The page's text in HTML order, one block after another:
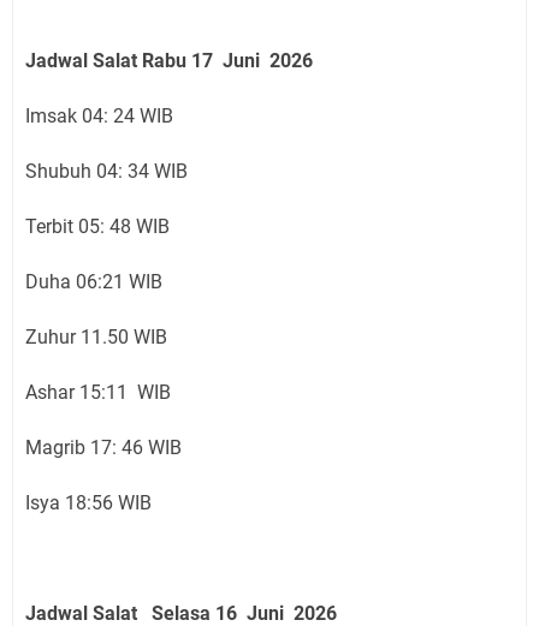
Jadwal Salat Rabu 17 Juni 2026
Imsak 04: 24 WIB
Shubuh 04: 34 WIB
Terbit 05: 48 WIB
Duha 06:21 WIB
Zuhur 11.50 WIB
Ashar 15:11 WIB
Magrib 17: 46 WIB
Isya 18:56 WIB
Jadwal Salat Selasa 16 Juni 2026